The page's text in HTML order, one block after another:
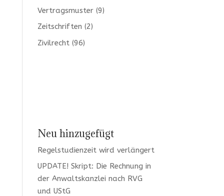
Vertragsmuster(9)
Zeitschriften (2)
Zivilrecht(96)
Neu hinzugefügt
Regelstudienzeit wird verlängert
UPDATE! Skript: Die Rechnung in
der Anwaltskanzlei nach RVG
und UStG